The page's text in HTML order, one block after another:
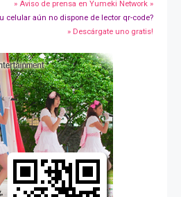
» Aviso de prensa en Yumeki Network »
celular aún no dispone de lector qr-code?
» Descárgate uno gratis!